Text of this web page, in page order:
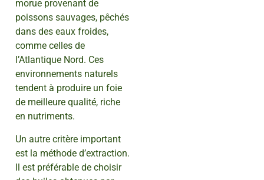
morue provenant de
poissons sauvages, pêchés
dans des eaux froides,
comme celles de
l’Atlantique Nord. Ces
environnements naturels
tendent à produire un foie
de meilleure qualité, riche
en nutriments.
Un autre critère important
est la méthode d’extraction.
Il est préférable de choisir